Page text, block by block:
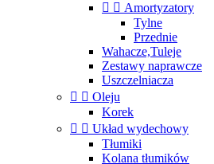
  Amortyzatory
Tylne
Przednie
Wahacze,Tuleje
Zestawy naprawcze
Uszczelniacza
  Oleju
Korek
  Układ wydechowy
Tłumiki
Kolana tłumików